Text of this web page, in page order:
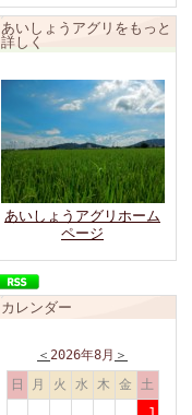
あいしょうアグリをもっと
詳しく
あいしょうアグリホーム
ページ
カレンダー
＜ 2026年8月 ＞
日
月 火 水 木 金
土